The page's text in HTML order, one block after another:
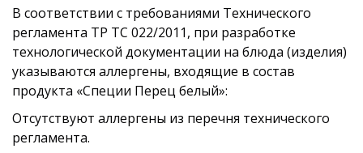
В соответствии с требованиями Технического
регламента ТР ТС 022/2011, при разработке
технологической документации на блюда (изделия)
указываются аллергены, входящие в состав
продукта «Специи Перец белый»:
Отсутствуют аллергены из перечня технического
регламента.